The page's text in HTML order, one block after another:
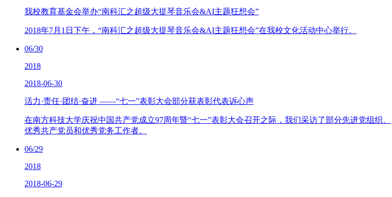
我校教育基金会举办“南科汇之超级大提琴音乐会&AI主题狂想会”
2018年7月1日下午，“南科汇之超级大提琴音乐会&AI主题狂想会”在我校文化活动中心举行。
06/30
2018
2018-06-30
活力·责任·团结·奋进 ——“七一”表彰大会部分获表彰代表诉心声
在南方科技大学庆祝中国共产党成立97周年暨“七一”表彰大会召开之际，我们采访了部分先进党组织、
优秀共产党员和优秀党务工作者。
06/29
2018
2018-06-29